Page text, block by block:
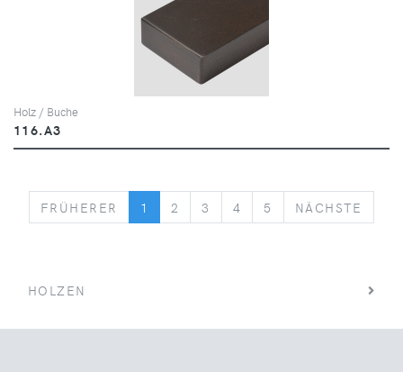
Holz / Buche
116.A3
FRÜHERER PREVIOUS
1 2 3 4 5 NÄCHSTE
HOLZEN